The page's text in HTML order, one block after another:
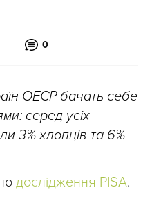
0
ОЕСР бачать себе
серед усіх
3% хлопців та 6%
дослідження PISA.